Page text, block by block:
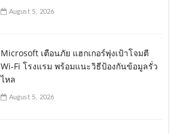
August 5, 2026
Microsoft เตือนภัย แฮกเกอร์พุ่งเป้าโจมตี
Wi-Fi โรงแรม พร้อมแนะวิธีป้องกันข้อมูลรั่ว
ไหล
August 5, 2026